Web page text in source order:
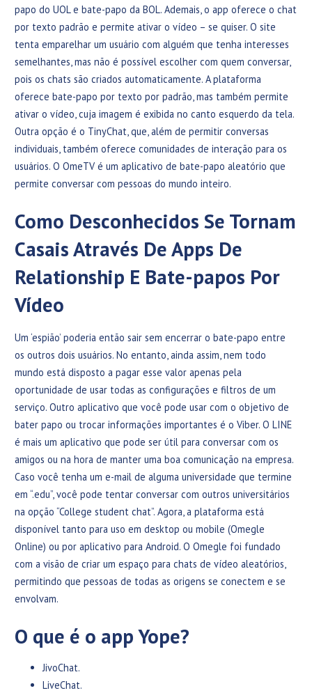
papo do UOL e bate-papo da BOL. Ademais, o app oferece o chat
por texto padrão e permite ativar o vídeo – se quiser. O site
tenta emparelhar um usuário com alguém que tenha interesses
semelhantes, mas não é possível escolher com quem conversar,
pois os chats são criados automaticamente. A plataforma
oferece bate-papo por texto por padrão, mas também permite
ativar o vídeo, cuja imagem é exibida no canto esquerdo da tela.
Outra opção é o TinyChat, que, além de permitir conversas
individuais, também oferece comunidades de interação para os
usuários. O OmeTV é um aplicativo de bate-papo aleatório que
permite conversar com pessoas do mundo inteiro.
Como Desconhecidos Se Tornam
Casais Através De Apps De
Relationship E Bate-papos Por
Vídeo
Um ‘espião’ poderia então sair sem encerrar o bate-papo entre
os outros dois usuários. No entanto, ainda assim, nem todo
mundo está disposto a pagar esse valor apenas pela
oportunidade de usar todas as configurações e filtros de um
serviço. Outro aplicativo que você pode usar com o objetivo de
bater papo ou trocar informações importantes é o Viber. O LINE
é mais um aplicativo que pode ser útil para conversar com os
amigos ou na hora de manter uma boa comunicação na empresa.
Caso você tenha um e-mail de alguma universidade que termine
em “.edu”, você pode tentar conversar com outros universitários
na opção “College student chat”. Agora, a plataforma está
disponível tanto para uso em desktop ou mobile (Omegle
Online) ou por aplicativo para Android. O Omegle foi fundado
com a visão de criar um espaço para chats de vídeo aleatórios,
permitindo que pessoas de todas as origens se conectem e se
envolvam.
O que é o app Yope?
JivoChat.
LiveChat.